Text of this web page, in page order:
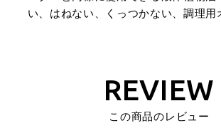
い、はねない、くっつかない、調理用
REVIEW
この商品のレビュー